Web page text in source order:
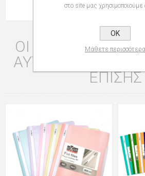
ΟΙ ΠΕΛΆΤΕΣ ΠΟΥ
ΑΥΤΌ ΤΟ ΠΡΟΪΌΝ
ΕΠΊΣΗΣ
στο site μας χρησιμοποιούμε
OK
Μάθετε περισσότερα